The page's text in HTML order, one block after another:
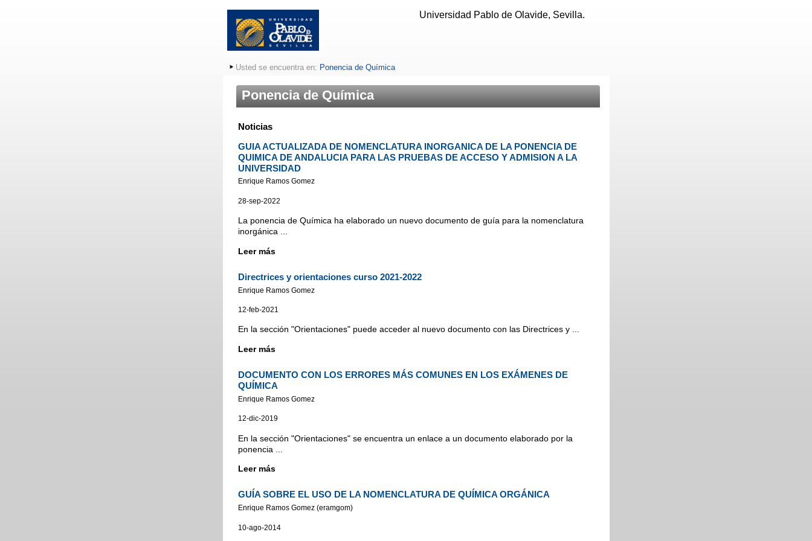
Universidad Pablo de Olavide, Sevilla.
Usted se encuentra en: Ponencia de Química
Ponencia de Química
Noticias
GUIA ACTUALIZADA DE NOMENCLATURA INORGANICA DE LA PONENCIA DE
QUIMICA DE ANDALUCIA PARA LAS PRUEBAS DE ACCESO Y ADMISION A LA
UNIVERSIDAD
Enrique Ramos Gomez
28-sep-2022
La ponencia de Química ha elaborado un nuevo documento de guía para la nomenclatura
inorgánica ...
Leer más
Directrices y orientaciones curso 2021-2022
Enrique Ramos Gomez
12-feb-2021
En la sección "Orientaciones" puede acceder al nuevo documento con las Directrices y ...
Leer más
DOCUMENTO CON LOS ERRORES MÁS COMUNES EN LOS EXÁMENES DE
QUÍMICA
Enrique Ramos Gomez
12-dic-2019
En la sección "Orientaciones" se encuentra un enlace a un documento elaborado por la
ponencia ...
Leer más
GUÍA SOBRE EL USO DE LA NOMENCLATURA DE QUÍMICA ORGÁNICA
Enrique Ramos Gomez (eramgom)
10-ago-2014